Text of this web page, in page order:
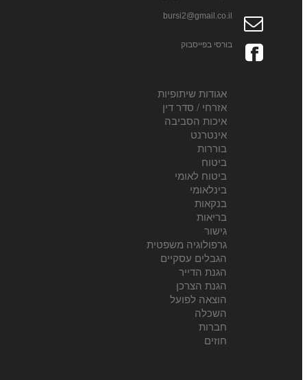
bursi2@gmail.co.il
בורסי בפייסבוק
אגודות שיתופיות
אזרחי / סדר דין
איכות הסביבה
אינטרנט
בוררות
ביטוח
ביטוח לאומי
בינלאומי
בנקאות
בריאות
גישור
גרפולוגיה משפטית
הגבלים עסקיים
הגנת הדייר
הגנת הצרכן
הוצאה לפועל
השכלה
חברות
חוזים